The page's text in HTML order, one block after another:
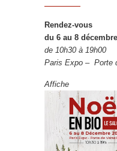
Rendez-vous
du 6 au 8
de 10h30 à 19h00
Paris Expo – Porte
Affiche